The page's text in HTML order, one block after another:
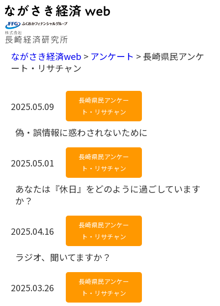
ながさき経済web > アンケート >長崎県民アンケ
ート・リサチャン
2025.05.09
長崎県民アンケー
ト・リサチャン
偽・誤情報に惑わされないために
2025.05.01
長崎県民アンケー
ト・リサチャン
あなたは『休日』をどのように過ごしています
か？
2025.04.16
長崎県民アンケー
ト・リサチャン
ラジオ、聞いてますか？
2025.03.26
長崎県民アンケー
ト・リサチャン